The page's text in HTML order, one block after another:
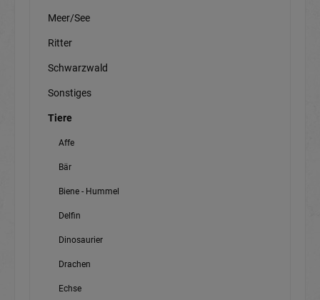
Meer/See
Ritter
Schwarzwald
Sonstiges
Tiere
Affe
Bär
Biene - Hummel
Delfin
Dinosaurier
Drachen
Echse